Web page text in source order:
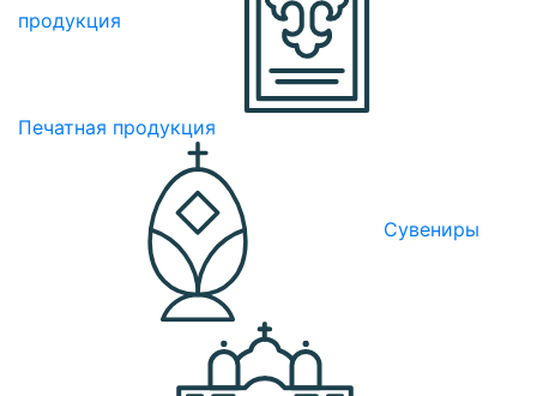
продукция
Печатная продукция
Сувениры